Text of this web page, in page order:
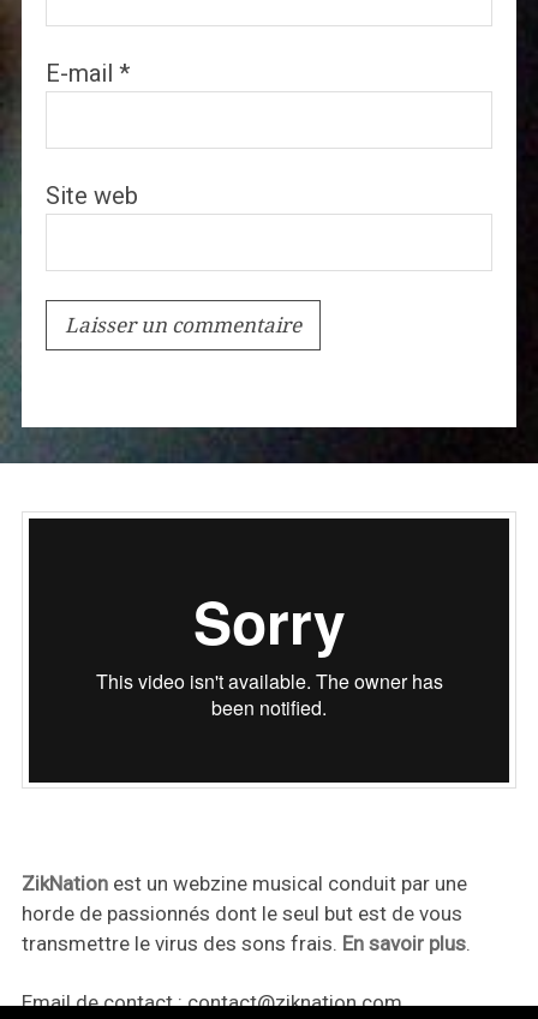
E-mail *
Site web
ZikNationest un webzine musical conduit par une
horde de passionnés dont le seul but est de vous
transmettre le virus des sons frais. En savoir plus.
Email de contact :contact@ziknation.com